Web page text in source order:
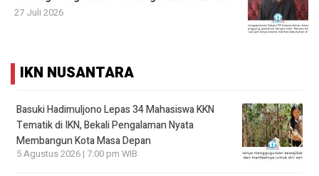
27 Juli 2026
IKN NUSANTARA
Basuki Hadimuljono Lepas 34 Mahasiswa KKN
Tematik di IKN, Bekali Pengalaman Nyata
Membangun Kota Masa Depan
5 Agustus 2026 | 7:00 pm WIB